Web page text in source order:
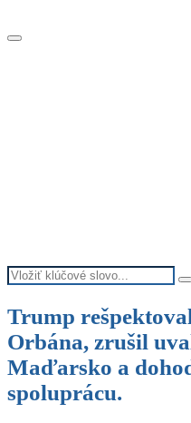
Primary
Search
for:
Trump
Orbána, zrušil
Maďarsko a
spoluprácu.